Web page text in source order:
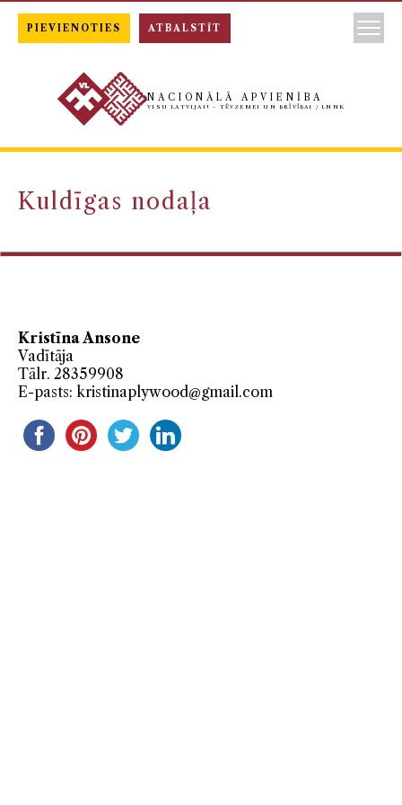
NACIONĀLĀ APVIENĪBA
VISU LATVIJAI! - TĒVZEMEI UN BRĪVĪBAI / LNNK
Kuldīgas nodaļa
Kristīna Ansone
Vadītāja
Tālr. 28359908
E-pasts: kristinaplywood@gmail.com
PIEVIENOTIES ATBALSTĪT